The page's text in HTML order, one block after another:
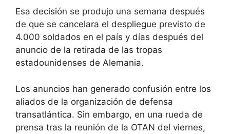
Esa decisión se produjo una semana después
de que se cancelara el despliegue previsto de
4.000 soldados en el país y días después del
anuncio de la retirada de las tropas
estadounidenses de Alemania.
Los anuncios han generado confusión entre los
aliados de la organización de defensa
transatlántica. Sin embargo, en una rueda de
prensa tras la reunión de la OTAN del viernes,